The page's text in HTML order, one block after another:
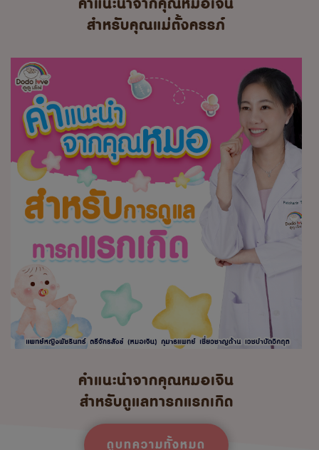
สำหรับคุณแม่ตั้งครรภ์
คำแนะนำจากคุณหมอเจิน
สำหรับดูแลทารกแรกเกิด
ดูบทความทั้งหมด